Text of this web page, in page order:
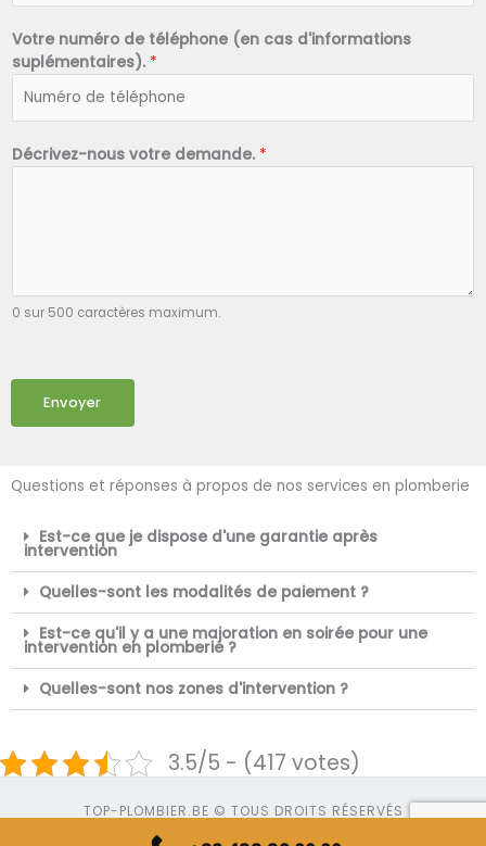
Votre numéro de téléphone (en cas d'informations
suplémentaires). *
Décrivez-nous votre demande. *
0 sur 500 caractères maximum.
Envoyer
Questions et réponses à propos de nos services en plomberie
Est-ce que je dispose d'une garantie après
intervention
Quelles-sont les modalités de paiement ?
Est-ce qu'il y a une majoration en soirée pour une
intervention en plomberie ?
Quelles-sont nos zones d'intervention ?
3.5/5 - (417 votes)
TOP-PLOMBIER.BE © TOUS DROITS RÉSERVÉS